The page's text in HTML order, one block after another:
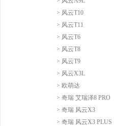
> 风云T10
> 风云T11
> 风云T6
> 风云T8
> 风云T9
> 风云X3L
> 欧萌达
> 奇瑞 艾瑞泽8 PRO
> 奇瑞 风云X3
> 奇瑞 风云X3 PLUS